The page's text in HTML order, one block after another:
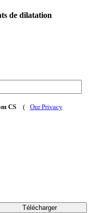
de dilatation
CS (
Our Privacy
Télécharger